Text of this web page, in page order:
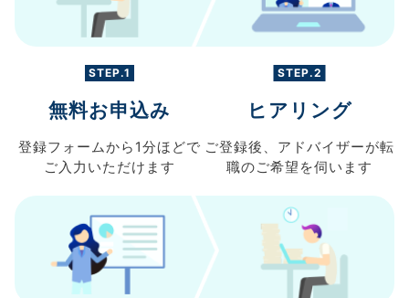
STEP.1
無料お申込み
登録フォームから 1分ほどで
ご入力 いただけます
STEP.2
ヒアリング
ご登録後、 アドバイザーが転
職のご希望を伺います